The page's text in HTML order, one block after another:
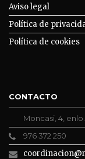
Aviso legal
Política de
Política de cookies
CONTACTO
Moncasi, 4,
976 372 250